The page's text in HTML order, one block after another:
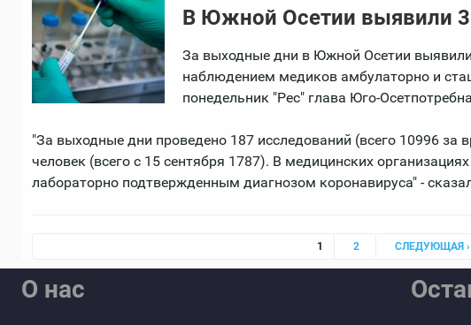
В Южной Осетии выявили
За выходные дни в Южной Осетии
наблюдением медиков амбулаторно и
понедельник "Рес" глава Юго-
"За выходные дни проведено 187 исследований (всего 10996 за
человек (всего с 15 сентября 1787). В медицинских
лабораторно подтвержденным диагнозом коронавируса" -
1 2 СЛЕДУЮЩАЯ ›
О нас